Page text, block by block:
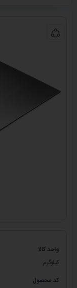
واحد کالا
کیلوگرم
کد محصول